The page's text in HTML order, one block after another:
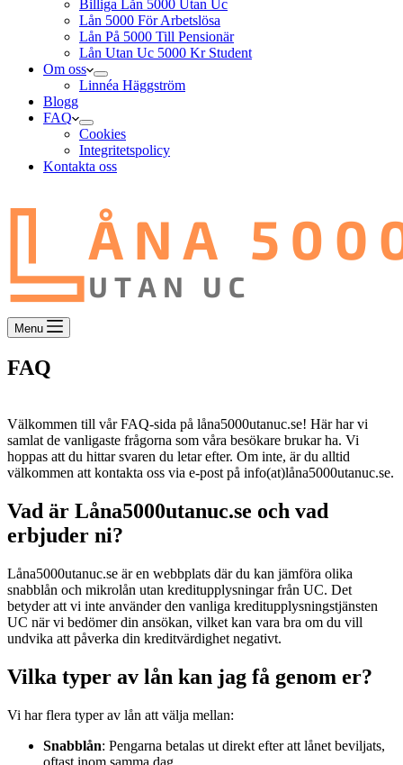
Billiga Lån 5000 Utan Uc
Lån 5000 För Arbetslösa
Lån På 5000 Till Pensionär
Lån Utan Uc 5000 Kr Student
Om oss
Linnéa Häggström
Blogg
FAQ
Cookies
Integritetspolicy
Kontakta oss
Menu
FAQ
Välkommen till vår FAQ-sida på låna5000utanuc.se! Här har vi
samlat de vanligaste frågorna som våra besökare brukar ha. Vi
hoppas att du hittar svaren du letar efter. Om inte, är du alltid
välkommen att kontakta oss via e-post på info(at)låna5000utanuc.se.
Vad är Låna5000utanuc.se och vad
erbjuder ni?
Låna5000utanuc.se är en webbplats där du kan jämföra olika
snabblån och mikrolån utan kreditupplysningar från UC. Det
betyder att vi inte använder den vanliga kreditupplysningstjänsten
UC när vi bedömer din ansökan, vilket kan vara bra om du vill
undvika att påverka din kreditvärdighet negativt.
Vilka typer av lån kan jag få genom er?
Vi har flera typer av lån att välja mellan:
Snabblån: Pengarna betalas ut direkt efter att lånet beviljats,
oftast inom samma dag.